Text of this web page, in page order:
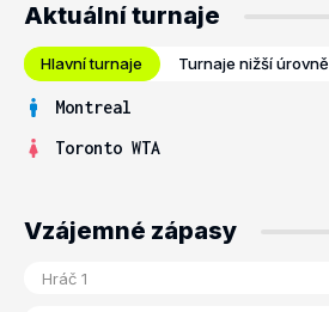
Aktuální turnaje
Hlavní turnaje Turnaje nižší úrovně
Montreal
Toronto WTA
Vzájemné zápasy